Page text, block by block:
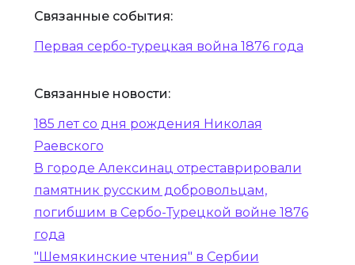
Связанные события:
Первая сербо-турецкая война 1876 года
Связанные новости:
185 лет со дня рождения Николая
Раевского
В городе Алексинац отреставрировали
памятник русским добровольцам,
погибшим в Сербо-Турецкой войне 1876
года
"Шемякинские чтения" в Сербии